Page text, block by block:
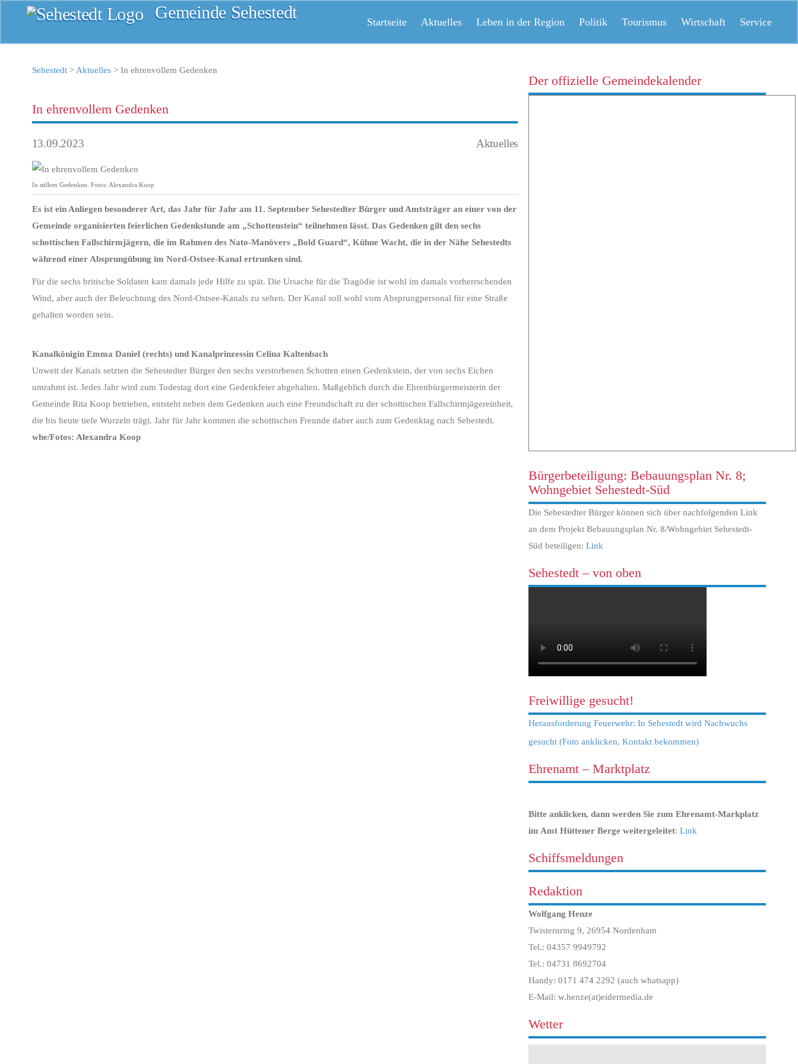
Gemeinde Sehestedt Startseite Aktuelles Leben in der Region Politik Tourismus Wirtschaft Service
Sehestedt> Aktuelles> In ehrenvollem Gedenken
In ehrenvollem Gedenken
13.09.2023 Aktuelles
In stillem Gedenken. Fotos: Alexandra Koop
Es ist ein Anliegen besonderer Art, das Jahr für Jahr am 11. September Sehestedter Bürger und Amtsträger an einer von der
Gemeinde organisierten feierlichen Gedenkstunde am „Schottenstein“ teilnehmen lässt. Das Gedenken gilt den sechs
schottischen Fallschirmjägern, die im Rahmen des Nato-Manövers „Bold Guard“, Kühne Wacht, die in der Nähe Sehestedts
während einer Absprungübung im Nord-Ostsee-Kanal ertrunken sind.
Für die sechs britische Soldaten kam damals jede Hilfe zu spät. Die Ursache für die Tragödie ist wohl im damals vorherrschenden
Wind, aber auch der Beleuchtung des Nord-Ostsee-Kanals zu sehen. Der Kanal soll wohl vom Absprungpersonal für eine Straße
gehalten worden sein.
Kanalkönigin Emma Daniel (rechts) und Kanalprinzessin Celina Kaltenbach
Unweit der Kanals setzten die Sehestedter Bürger den sechs verstorbenen Schotten einen Gedenkstein, der von sechs Eichen
umrahmt ist. Jedes Jahr wird zum Todestag dort eine Gedenkfeier abgehalten. Maßgeblich durch die Ehrenbürgermeisterin der
Gemeinde Rita Koop betrieben, entsteht neben dem Gedenken auch eine Freundschaft zu der schottischen Fallschirmjägereinheit,
die bis heute tiefe Wurzeln trägt. Jahr für Jahr kommen die schottischen Freunde daher auch zum Gedenktag nach Sehestedt.
whe/Fotos: Alexandra Koop
Der offizielle Gemeindekalender
Bürgerbeteiligung: Bebauungsplan Nr. 8;
Wohngebiet Sehestedt-Süd
Die Sehestedter Bürger können sich über nachfolgenden Link
an dem Projekt Bebauungsplan Nr. 8/Wohngebiet Sehestedt-
Süd beteiligen:Link
Sehestedt – von oben
Freiwillige gesucht!
Herausforderung Feuerwehr: In Sehestedt wird Nachwuchs
gesucht (Foto anklicken, Kontakt bekommen)
Ehrenamt – Marktplatz
Bitte anklicken, dann werden Sie zum Ehrenamt-Markplatz
im Amt Hüttener Berge weitergeleitet:Link
Schiffsmeldungen
Redaktion
Wolfgang Henze
Twisternring 9, 26954 Nordenham
Tel.: 04357 9949792
Tel.: 04731 8692704
Handy: 0171 474 2292 (auch whatsapp)
E-Mail: w.henze(at)eidermedia.de
Wetter